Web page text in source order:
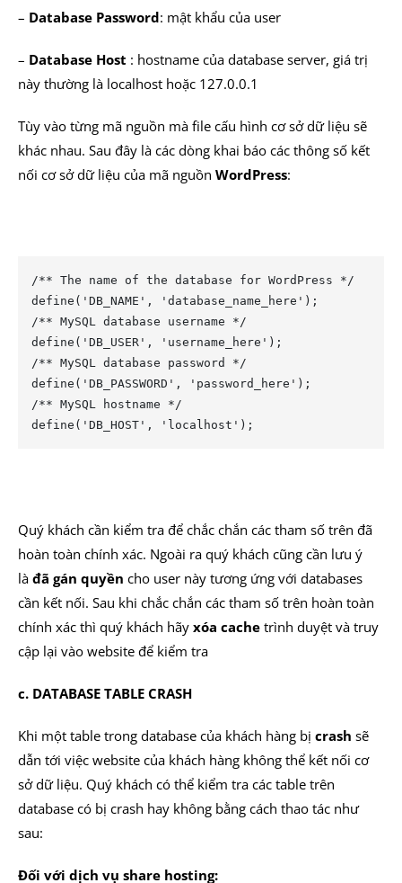
– Database Password: mật khẩu của user
– Database Host : hostname của database server, giá trị
này thường là localhost hoặc 127.0.0.1
Tùy vào từng mã nguồn mà file cấu hình cơ sở dữ liệu sẽ
khác nhau. Sau đây là các dòng khai báo các thông số kết
nối cơ sở dữ liệu của mã nguồn WordPress:
/** The name of the database for WordPress */
define('DB_NAME', 'database_name_here');
/** MySQL database username */
define('DB_USER', 'username_here');
/** MySQL database password */
define('DB_PASSWORD', 'password_here');
/** MySQL hostname */
define('DB_HOST', 'localhost');
Quý khách cần kiểm tra để chắc chắn các tham số trên đã
hoàn toàn chính xác. Ngoài ra quý khách cũng cần lưu ý
là đã gán quyền cho user này tương ứng với databases
cần kết nối. Sau khi chắc chắn các tham số trên hoàn toàn
chính xác thì quý khách hãy xóa cache trình duyệt và truy
cập lại vào website để kiểm tra
c. DATABASE TABLE CRASH
Khi một table trong database của khách hàng bị crash sẽ
dẫn tới việc website của khách hàng không thể kết nối cơ
sở dữ liệu. Quý khách có thể kiểm tra các table trên
database có bị crash hay không bằng cách thao tác như
sau:
Đối với dịch vụ share hosting: